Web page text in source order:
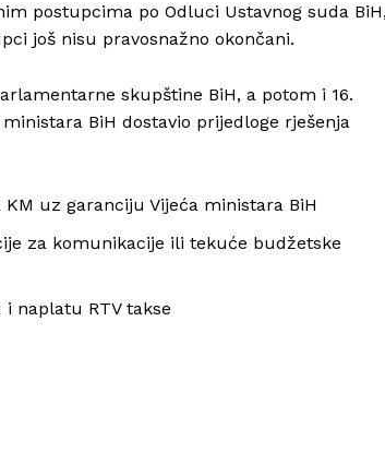
postupcima po Odluci Ustavnog suda
još nisu pravosnažno okončani.
skupštine BiH, a potom i 16.
BiH dostavio prijedloge rješenja
uz garanciju Vijeća ministara BiH
za komunikacije ili tekuće budžetske
naplatu RTV takse